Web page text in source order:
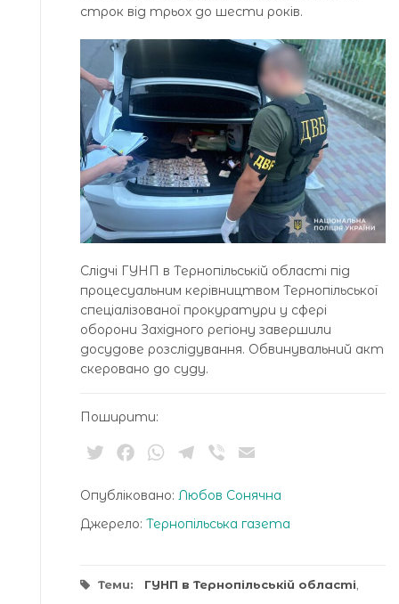
строк від трьох до шести років.
Слідчі ГУНП в Тернопільській області під
процесуальним керівництвом Тернопільської
спеціалізованої прокуратури у сфері
оборони Західного регіону завершили
досудове розслідування. Обвинувальний акт
скеровано до суду.
Поширити:
TwitterFacebookWhatsApp
Telegram
Viber
Опубліковано: Любов Сонячна
Джерело: Тернопільська газета
Теми: ГУНП в Тернопільській області